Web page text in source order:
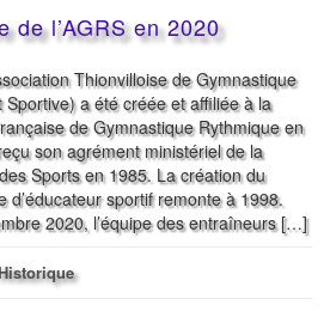
de l’AGRS en 2020
Thionvilloise de Gymnastique
Sportive) a été créée et affiliée à la
de Gymnastique Rythmique en
son agrément ministériel de la
Sports en 1985. La création du
d’éducateur sportif remonte à 1998.
2020, l’équipe des entraîneurs […]